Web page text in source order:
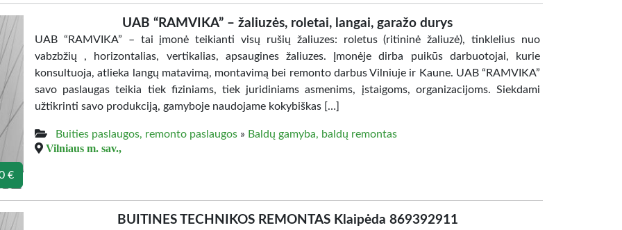
€
UAB “RAMVIKA” – žaliuzės, roletai, langai, garažo durys
UAB “RAMVIKA” – tai įmonė teikianti visų rušių žaliuzes: roletus (ritininė žaliuzė), tinklelius nuo
vabzbžių , horizontalias, vertikalias, apsaugines žaliuzes. Įmonėje dirba puikūs darbuotojai, kurie
konsultuoja, atlieka langų matavimą, montavimą bei remonto darbus Vilniuje ir Kaune. UAB “RAMVIKA”
savo paslaugas teikia tiek fiziniams, tiek juridiniams asmenims, įstaigoms, organizacijoms. Siekdami
užtikrinti savo produkciją, gamyboje naudojame kokybiškas […]
Buities paslaugos, remonto paslaugos » Baldų gamyba, baldų remontas
Vilniaus m. sav.,
BUITINES TECHNIKOS REMONTAS Klaipėda 869392911